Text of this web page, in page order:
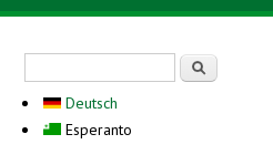
Deutsch
Esperanto